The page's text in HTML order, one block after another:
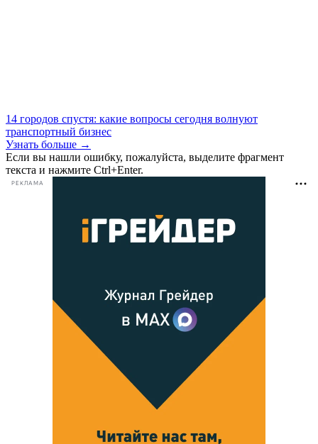
14 городов спустя: какие вопросы сегодня волнуют
транспортный бизнес
Узнать больше →
Если вы нашли ошибку, пожалуйста, выделите фрагмент
текста и нажмите Ctrl+Enter.
РЕКЛАМА